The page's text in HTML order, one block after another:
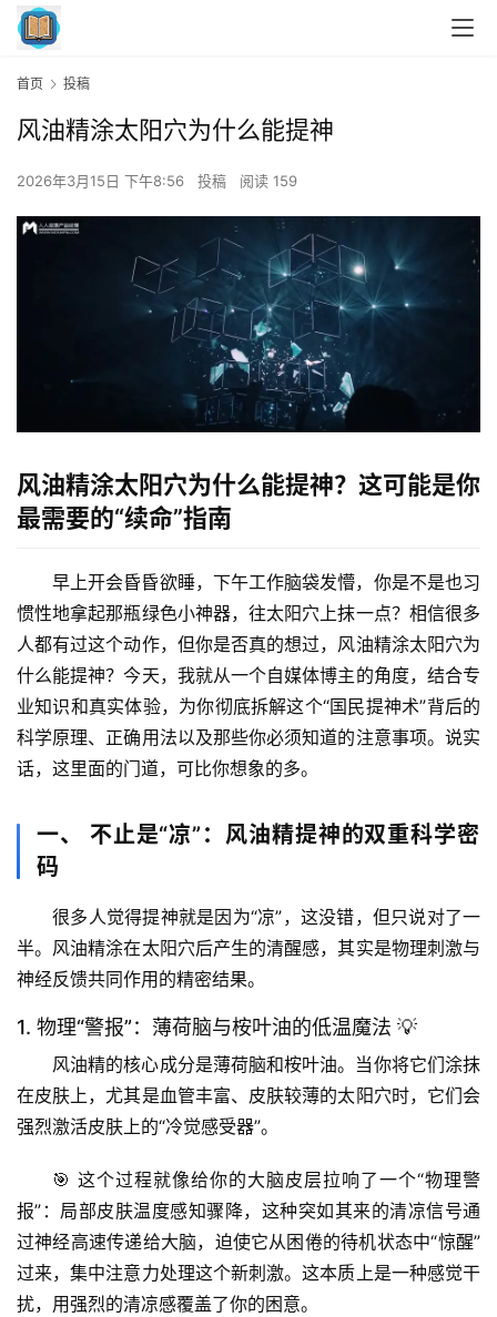
首页 投稿
风油精涂太阳穴为什么能提神
2026年3月15日 下午8:56 投稿 阅读 159
风油精涂太阳穴为什么能提神？这可能是你
最需要的“续命”指南
早上开会昏昏欲睡，下午工作脑袋发懵，你是不是也习
惯性地拿起那瓶绿色小神器，往太阳穴上抹一点？相信很多
人都有过这个动作，但你是否真的想过， 风油精涂太阳穴为
什么能提神？今天，我就从一个自媒体博主的角度，结合专
业知识和真实体验，为你彻底拆解这个“国民提神术”背后的
科学原理、正确用法以及那些你必须知道的注意事项。说实
话，这里面的门道，可比你想象的多。
一、 不止是“凉”：风油精提神的双重科学密
码
很多人觉得提神就是因为“凉”，这没错，但只说对了一
半。风油精涂在太阳穴后产生的清醒感，其实是物理刺激与
神经反馈共同作用 的精密结果。
1. 物理“警报”：薄荷脑与桉叶油的低温魔法 💡
风油精的核心成分是薄荷脑和桉叶油。当你将它们涂抹
在皮肤上，尤其是血管丰富、皮肤较薄的太阳穴时，它们会
强烈激活皮肤上的“冷觉感受器”。
🎯 这个过程就像给你的大脑皮层拉响了一个“物理警
报”：局部皮肤温度感知骤降，这种突如其来的清凉信号通
过神经高速传递给大脑，迫使它从困倦的待机状态中“惊醒”
过来，集中注意力处理这个新刺激。这本质上是一种感觉干
扰，用强烈的清凉感覆盖了你的困意。